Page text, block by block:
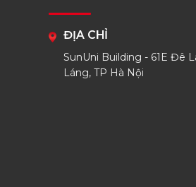
ĐỊA CHỈ
SunUni Building - 61E Đê
Láng, TP Hà Nội